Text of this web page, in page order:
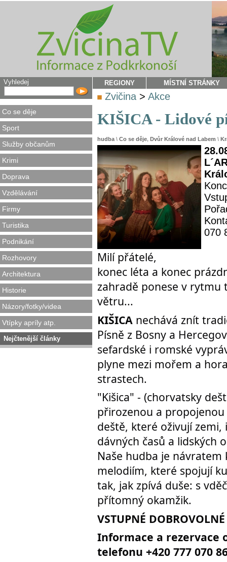
Vyhledej
Co se děje
Sport
Služby občanům
Krimi
Doprava
Vzdělávání
Firmy
Turistika
Podnikání
Rozhovory
Architektura
Historie
Názory/fotky/videa
Vtípky apríly atp.
Nejčtenější články
REGIONY MÍSTNÍ STRÁNKY
Zvičina > Akce
KIŠICA - Lidové
hudba \ Co se děje, Dvůr Králové nad Labem \
070
Milí přátelé,
konec léta a konec
zahradě ponese v rytmu
větru...
KIŠICA nechává znít
Písně z Bosny a
sefardské i romské
plyne mezi mořem a
strastech.
"Kišica" - (chorvatsky
přirozenou a
deště, které oživují
dávných časů a lidských
Naše hudba je
melodiím, které spojují
tak, jak zpívá duše: s
přítomný okamžik.
VSTUPNÉ DOBROVOLNÉ
Informace a rezervace
telefonu +420 777 070